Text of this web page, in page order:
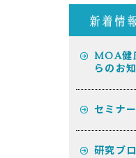
MOA健
らのお
セミナ
研究ブ